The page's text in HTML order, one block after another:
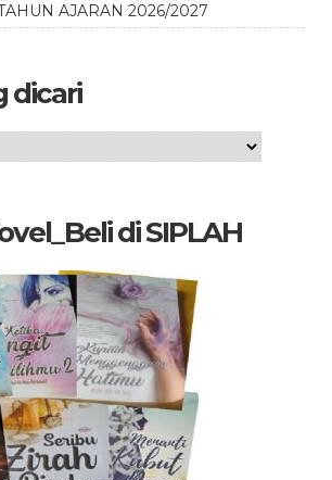
AJARAN 2026/2027
dicari
di SIPLAH